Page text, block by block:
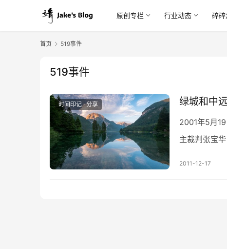
原创专栏 行业动态 碎碎
首页 519事件
519事件
时间印记 · 分享 绿城和中
2001年5月
主裁判张宝
2011-12-17